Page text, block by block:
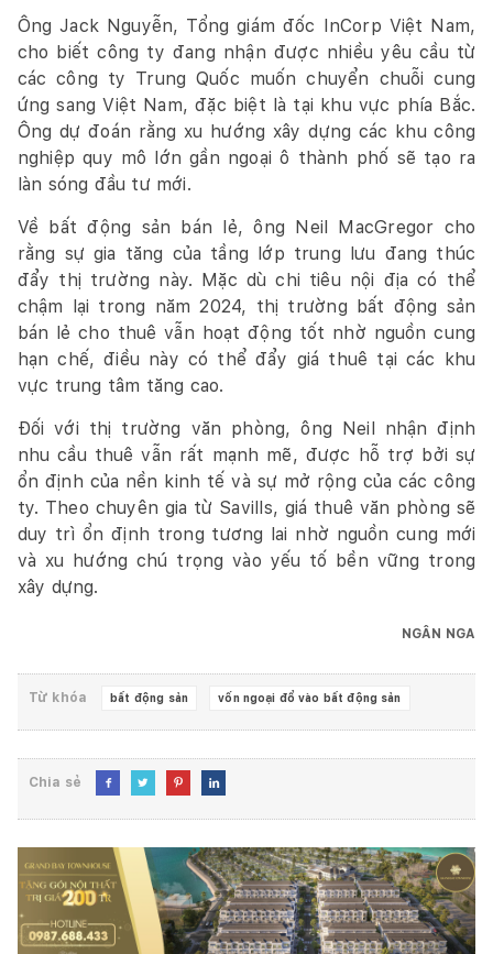
Ông Jack Nguyễn, Tổng giám đốc InCorp Việt Nam,
cho biết công ty đang nhận được nhiều yêu cầu từ
các công ty Trung Quốc muốn chuyển chuỗi cung
ứng sang Việt Nam, đặc biệt là tại khu vực phía Bắc.
Ông dự đoán rằng xu hướng xây dựng các khu công
nghiệp quy mô lớn gần ngoại ô thành phố sẽ tạo ra
làn sóng đầu tư mới.
Về bất động sản bán lẻ, ông Neil MacGregor cho
rằng sự gia tăng của tầng lớp trung lưu đang thúc
đẩy thị trường này. Mặc dù chi tiêu nội địa có thể
chậm lại trong năm 2024, thị trường bất động sản
bán lẻ cho thuê vẫn hoạt động tốt nhờ nguồn cung
hạn chế, điều này có thể đẩy giá thuê tại các khu
vực trung tâm tăng cao.
Đối với thị trường văn phòng, ông Neil nhận định
nhu cầu thuê vẫn rất mạnh mẽ, được hỗ trợ bởi sự
ổn định của nền kinh tế và sự mở rộng của các công
ty. Theo chuyên gia từ Savills, giá thuê văn phòng sẽ
duy trì ổn định trong tương lai nhờ nguồn cung mới
và xu hướng chú trọng vào yếu tố bền vững trong
xây dựng.
NGÂN NGA
Từ khóa bất động sản vốn ngoại đổ vào bất động sản
Chia sẻ    